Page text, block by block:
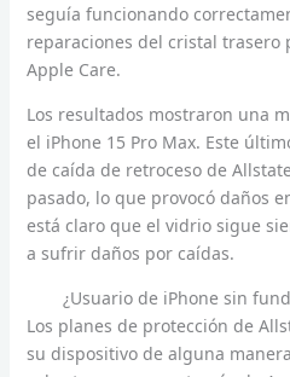
seguía funcionando
reparaciones del cristal trasero
Apple Care.
Los resultados mostraron una
el iPhone 15 Pro Max. Este
de caída de retroceso de
pasado, lo que provocó daños
está claro que el vidrio sigue
a sufrir daños por caídas.
¿Usuario de iPhone sin
Los planes de protección de
su dispositivo de alguna